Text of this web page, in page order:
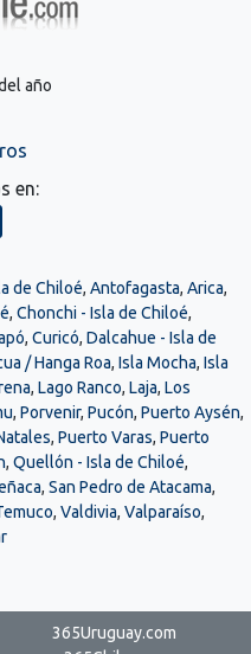
año
en:
de Chiloé, Antofagasta, Arica,
, Chonchi - Isla de Chiloé,
, Curicó, Dalcahue - Isla de
/ Hanga Roa, Isla Mocha, Isla
, Lago Ranco, Laja, Los
, Porvenir, Pucón, Puerto Aysén,
, Puerto Varas, Puerto
, Quellón - Isla de Chiloé,
, San Pedro de Atacama,
, Valdivia, Valparaíso,
365Uruguay.com